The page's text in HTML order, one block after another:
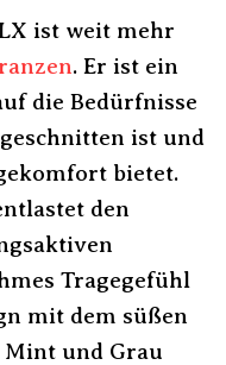
ist weit mehr
. Er ist ein
die Bedürfnisse
ist und
bietet.
den
Tragegefühl
mit dem süßen
und Grau